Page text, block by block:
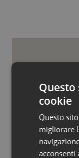
Quotidiano
Quotidiano
Rene &
cookie
Questo
migliorare